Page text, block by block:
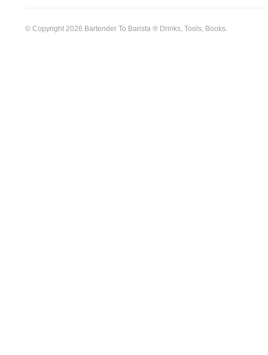
© Copyright 2026 Bartender To Barista ® Drinks, Tools, Books.